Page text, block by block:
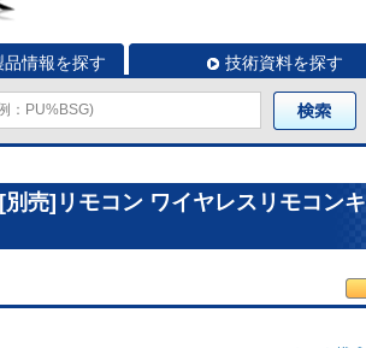
情報を探す 技術資料を探す
売]リモコン ワイヤレスリモコン